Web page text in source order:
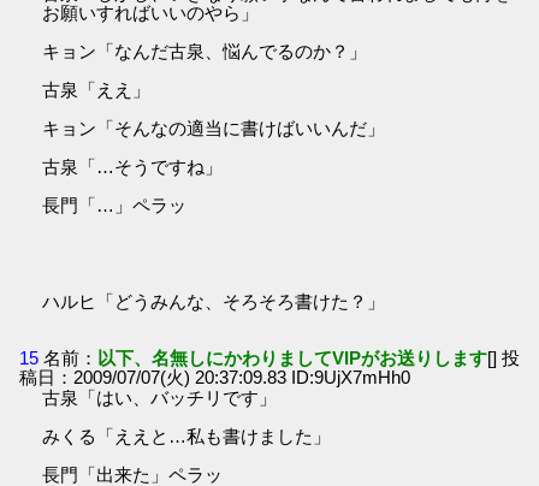
お願いすればいいのやら」
キョン「なんだ古泉、悩んでるのか？」
古泉「ええ」
キョン「そんなの適当に書けばいいんだ」
古泉「…そうですね」
長門「…」ペラッ
ハルヒ「どうみんな、そろそろ書けた？」
15 名前： 以下、名無しにかわりましてVIPがお送りします[] 投
稿日：2009/07/07(火) 20:37:09.83 ID:9UjX7mHh0
古泉「はい、バッチリです」
みくる「ええと…私も書けました」
長門「出来た」ペラッ